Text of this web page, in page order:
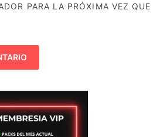
PARA LA PRÓXIMA VEZ QUE